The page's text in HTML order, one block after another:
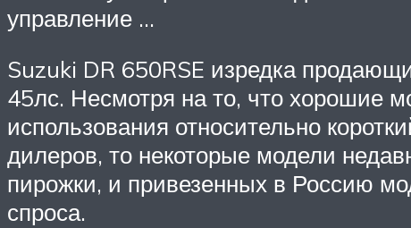
управление …
Suzuki DR 650RSE изредка
45лс. Несмотря на то, что хорошие
использования относительно
дилеров, то некоторые модели
пирожки, и привезенных в Россию
спроса.